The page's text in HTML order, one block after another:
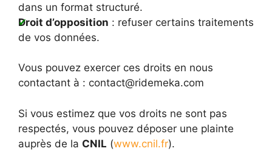
dans un format structuré.
Droit d’opposition : refuser certains traitements
de vos données.
Vous pouvez exercer ces droits en nous
contactant à : contact@ridemeka.com
Si vous estimez que vos droits ne sont pas
respectés, vous pouvez déposer une plainte
auprès de la CNIL (www.cnil.fr).